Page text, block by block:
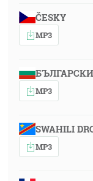
ČESKY
MP3
MP3
SWAHILI
MP3